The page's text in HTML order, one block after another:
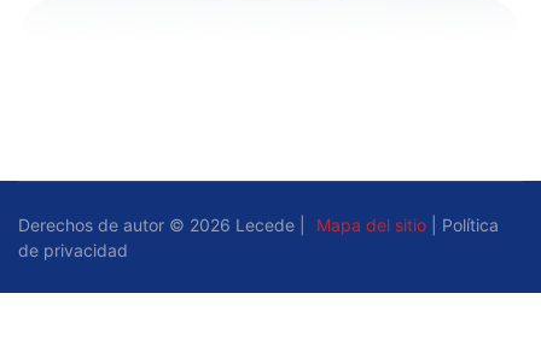
Derechos de autor © 2026 Lecede | Mapa del sitio
Política
de privacidad